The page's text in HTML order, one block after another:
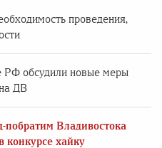
проведения,
РФ обсудили новые меры
ДВ
побратим Владивостока
конкурсе хайку